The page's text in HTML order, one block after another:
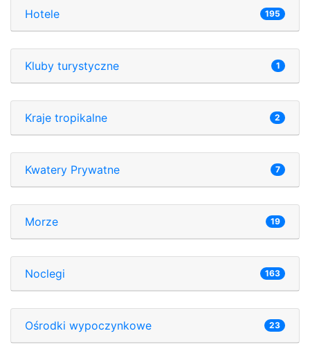
Hotele 195
Kluby turystyczne 1
Kraje tropikalne 2
Kwatery Prywatne 7
Morze 19
Noclegi 163
Ośrodki wypoczynkowe 23